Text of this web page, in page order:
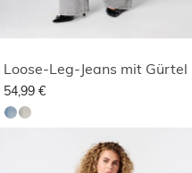
Loose-Leg-Jeans mit Gürtel
54,99 €